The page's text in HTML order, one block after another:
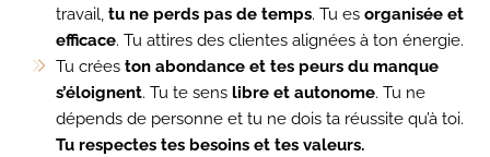
travail, tu ne perds pas de temps. Tu es organisée et
efficace. Tu attires des clientes alignées à ton énergie.
Tu crées ton abondance et tes peurs du manque
s’éloignent. Tu te sens libre et autonome. Tu ne
dépends de personne et tu ne dois ta réussite qu’à toi.
Tu respectes tes besoins et tes valeurs.